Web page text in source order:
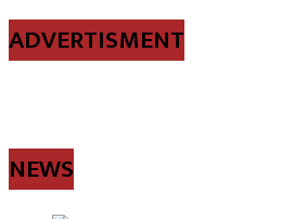
ADVERTISMENT
NEWS